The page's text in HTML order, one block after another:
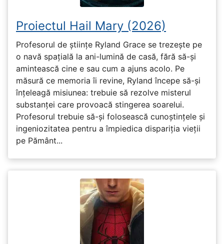
Proiectul Hail Mary (2026)
Profesorul de științe Ryland Grace se trezește pe
o navă spațială la ani-lumină de casă, fără să-și
amintească cine e sau cum a ajuns acolo. Pe
măsură ce memoria îi revine, Ryland începe să-și
înțeleagă misiunea: trebuie să rezolve misterul
substanței care provoacă stingerea soarelui.
Profesorul trebuie să-și folosească cunoștințele și
ingeniozitatea pentru a împiedica dispariția vieții
pe Pământ...